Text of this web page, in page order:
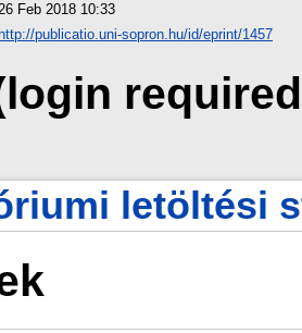
Feb 2018 10:33
http://publicatio.uni-sopron.hu/id/eprint/1457
letöltési